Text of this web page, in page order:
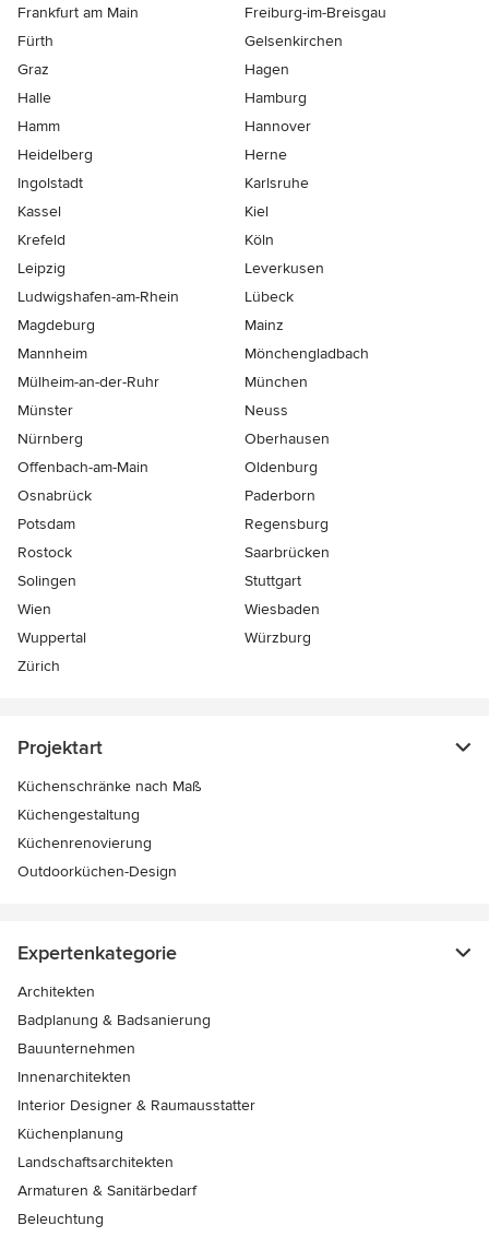
Frankfurt am Main
Freiburg-im-Breisgau
Fürth
Gelsenkirchen
Graz
Hagen
Halle
Hamburg
Hamm
Hannover
Heidelberg
Herne
Ingolstadt
Karlsruhe
Kassel
Kiel
Krefeld
Köln
Leipzig
Leverkusen
Ludwigshafen-am-Rhein
Lübeck
Magdeburg
Mainz
Mannheim
Mönchen­gladbach
Mülheim-an-der-Ruhr
München
Münster
Neuss
Nürnberg
Oberhausen
Offenbach-am-Main
Oldenburg
Osnabrück
Paderborn
Potsdam
Regensburg
Rostock
Saarbrücken
Solingen
Stuttgart
Wien
Wiesbaden
Wuppertal
Würzburg
Zürich
Projektart
Küchenschränke nach Maß
Küchengestaltung
Küchenrenovierung
Outdoorküchen-Design
Expertenkategorie
Architekten
Badplanung & Badsanierung
Bauunternehmen
Innenarchitekten
Interior Designer & Raumausstatter
Küchenplanung
Landschaftsarchitekten
Armaturen & Sanitärbedarf
Beleuchtung